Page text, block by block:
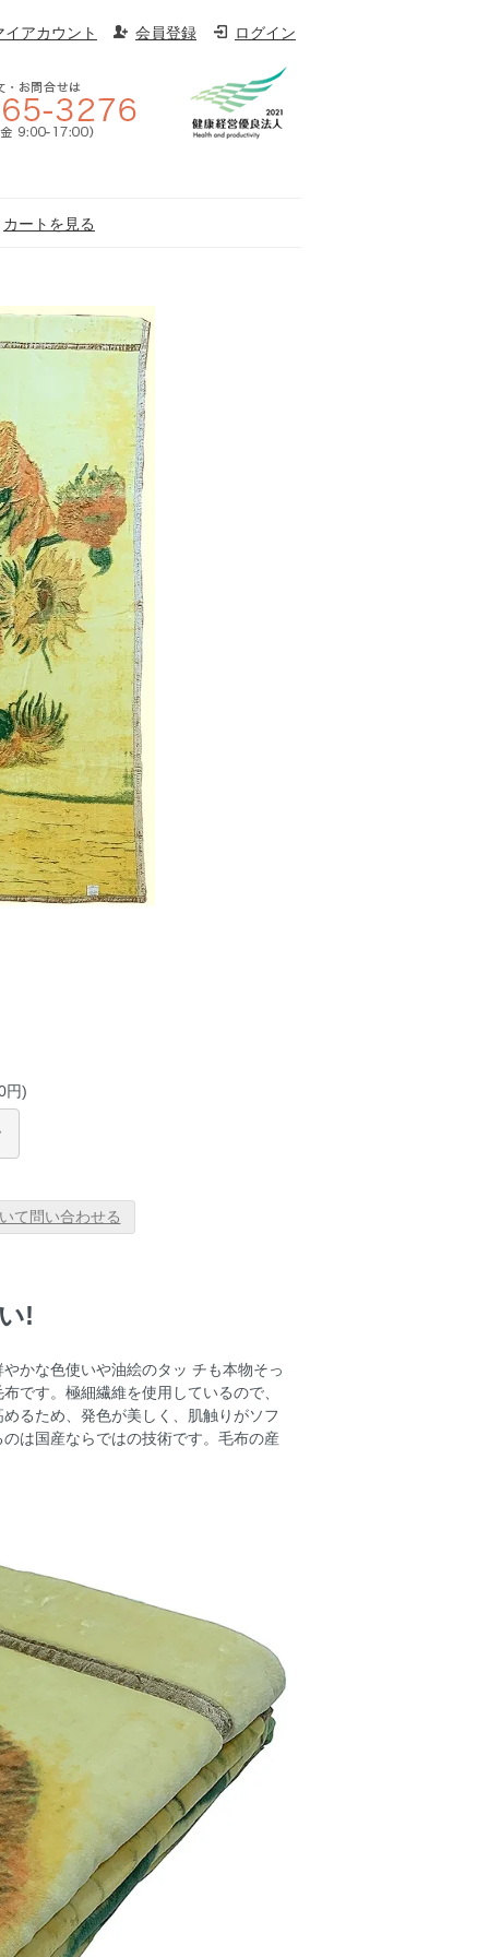
イアカウント 会員登録 ログイン
カートを見る
円)
て問い合わせる
!
かな色使いや油絵のタッ チも本物そっ
です。極細繊維を使用しているので、
るため、発色が美しく、肌触りがソフ
は国産ならではの技術です。毛布の産